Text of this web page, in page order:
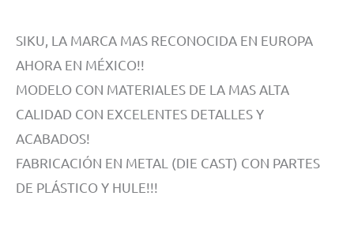
SIKU, LA MARCA MAS RECONOCIDA EN EUROPA
AHORA EN MÉXICO!!
MODELO CON MATERIALES DE LA MAS ALTA
CALIDAD CON EXCELENTES DETALLES Y
ACABADOS!
FABRICACIÓN EN METAL (DIE CAST) CON PARTES
DE PLÁSTICO Y HULE!!!